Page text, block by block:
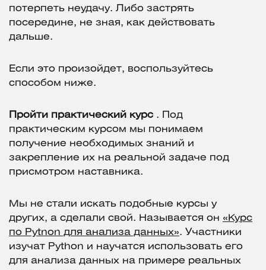
потерпеть неудачу. Либо застрять
посередине, не зная, как действовать
дальше.
Если это произойдет, воспользуйтесь
способом ниже.
Пройти практический курс . Под
практическим курсом мы понимаем
получение необходимых знаний и
закрепление их на реальной задаче под
присмотром наставника.
Мы не стали искать подобные курсы у
других, а сделали свой. Называется он «Курс
по Pytnon для анализа данных». Участники
изучат Python и научатся использовать его
для анализа данных на примере реальных